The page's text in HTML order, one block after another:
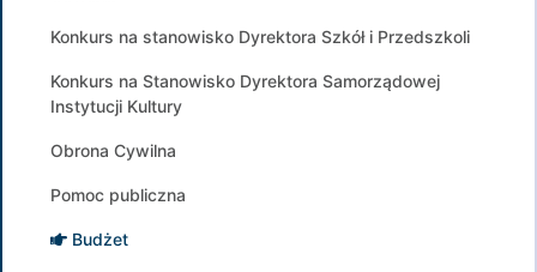
Konkurs na stanowisko Dyrektora Szkół i Przedszkoli
Konkurs na Stanowisko Dyrektora Samorządowej
Instytucji Kultury
Obrona Cywilna
Pomoc publiczna
Budżet